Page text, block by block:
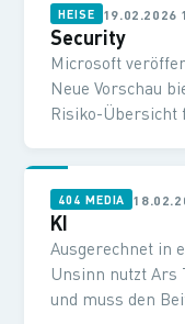
HEISE 19.02.2026
Security
Microsoft
Neue Vorschau
Risiko-Übersicht
404 MEDIA
KI
Ausgerechnet in
Unsinn nutzt Ars
und muss den